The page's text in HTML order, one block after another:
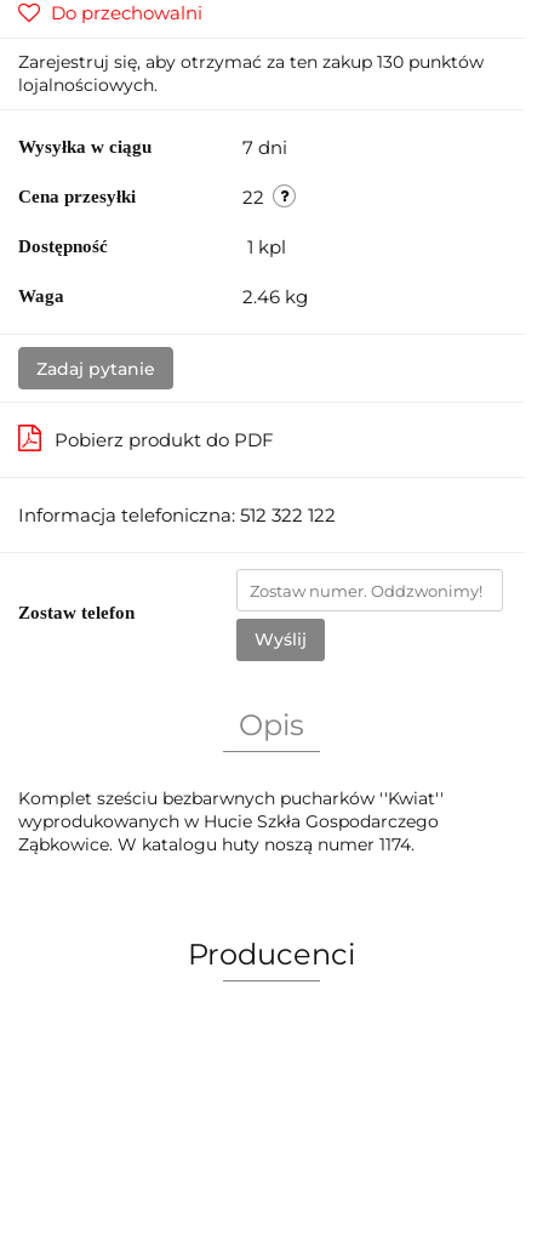
Do przechowalni
Zarejestruj się, aby otrzymać za ten zakup 130 punktów
lojalnościowych.
Wysyłka w ciągu 7 dni
Cena przesyłki 22
Dostępność 1 kpl
Waga 2.46 kg
Zadaj pytanie
Pobierz produkt do PDF
Informacja telefoniczna: 512 322 122
Zostaw telefon
Wyślij
Opis
Komplet sześciu bezbarwnych pucharków ''Kwiat''
wyprodukowanych w Hucie Szkła Gospodarczego
Ząbkowice. W katalogu huty noszą numer 1174.
Producenci